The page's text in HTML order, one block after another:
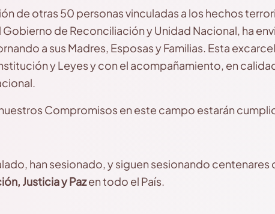
de otras 50 personas vinculadas a los hechos
Gobierno de Reconciliación y Unidad Nacional, ha
a sus Madres, Esposas y Familias. Esta
y Leyes y con el acompañamiento, en
nuestros Compromisos en este campo estarán
han sesionado, y siguen sesionando centenares
Justicia y Pazen todo el País.